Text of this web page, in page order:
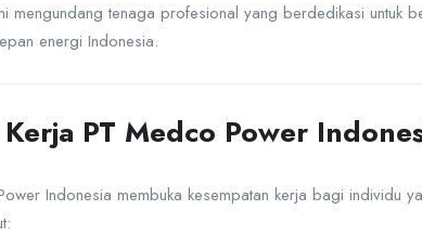
mengundang tenaga profesional yang berdedikasi untuk
energi Indonesia.
PT Medco Power
Indonesia membuka kesempatan kerja bagi individu